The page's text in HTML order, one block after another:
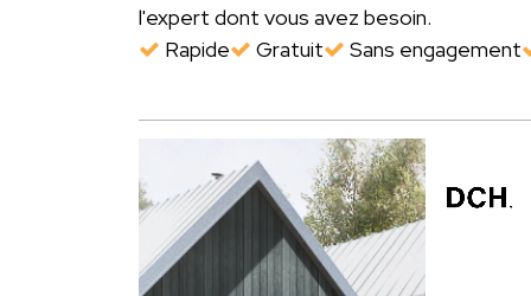
l'expert dont vous avez besoin.
Rapide
Gratuit Sans engagement